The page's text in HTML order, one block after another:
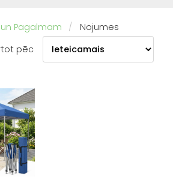
Pagalmam
Nojumes
pēc